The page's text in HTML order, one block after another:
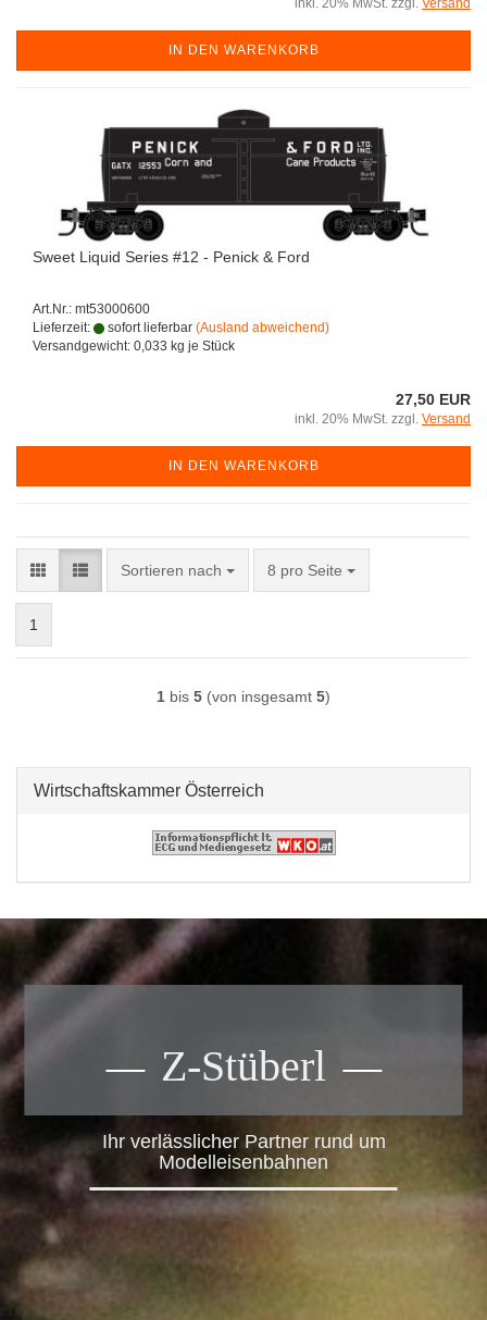
inkl. 20% MwSt. zzgl. Versand
IN DEN WARENKORB
Sweet Liquid Series #12 - Penick & Ford
Art.Nr.: mt53000600
Lieferzeit:
sofort lieferbar (Ausland abweichend)
Versandgewicht: 0,033 kg je Stück
27,50 EUR
inkl. 20% MwSt. zzgl. Versand
IN DEN WARENKORB
Sortieren nach
Sortieren nach 8 pro Seite
pro Seite
1
1 bis 5 (von insgesamt 5)
Wirtschaftskammer Österreich
Z-Stüberl
Ihr verlässlicher Partner rund um
Modelleisenbahnen